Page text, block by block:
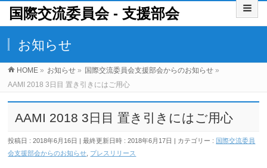
国際交流委員会 ‐ 支援部会
お知らせ
HOME » お知らせ » 国際交流委員会支援部会からのお知らせ »
AAMI 2018 3日目 置き引きにはご用心
AAMI 2018 3日目 置き引きにはご用心
投稿日 : 2018年6月16日 最終更新日時 : 2018年6月17日 カテゴリー : 国際交流委員
会支援部会からのお知らせ プレスリリース